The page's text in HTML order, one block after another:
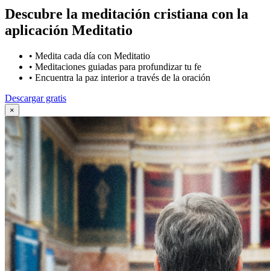
Descubre la meditación cristiana con la
aplicación Meditatio
• Medita cada día con Meditatio
• Meditaciones guiadas para profundizar tu fe
• Encuentra la paz interior a través de la oración
Descargar gratis
×